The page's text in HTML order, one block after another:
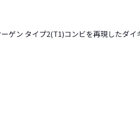
ゲン タイプ2(T1)コンビを再現したダイ